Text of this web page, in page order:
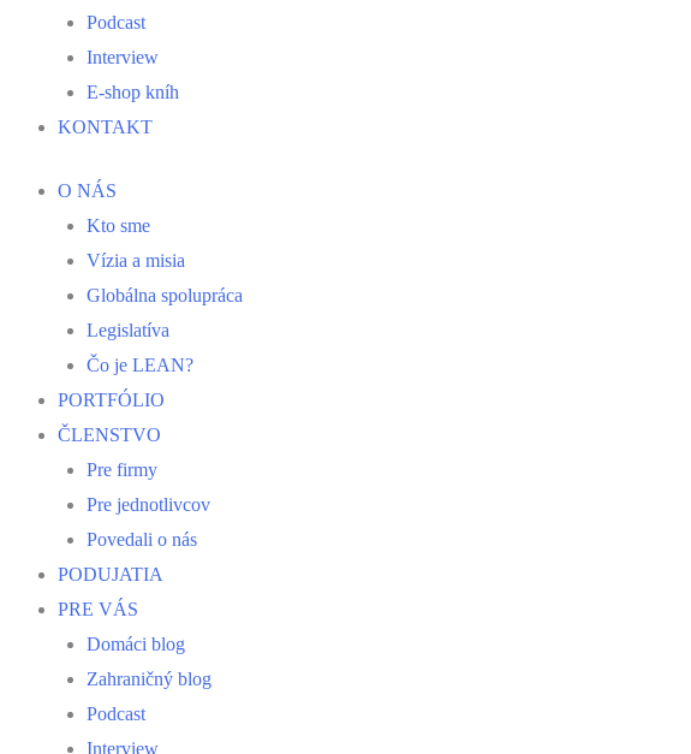
Podcast
Interview
E-shop kníh
KONTAKT
O NÁS
Kto sme
Vízia a misia
Globálna spolupráca
Legislatíva
Čo je LEAN?
PORTFÓLIO
ČLENSTVO
Pre firmy
Pre jednotlivcov
Povedali o nás
PODUJATIA
PRE VÁS
Domáci blog
Zahraničný blog
Podcast
Interview